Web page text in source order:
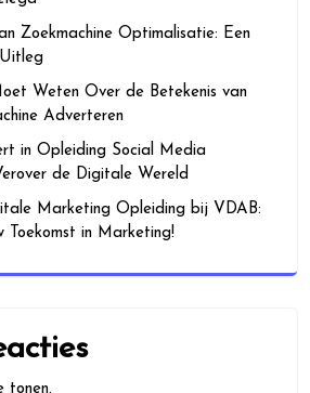
Zoekmachine Optimalisatie: Een
Weten Over de Betekenis van
Adverteren
in Opleiding Social Media
de Digitale Wereld
Marketing Opleiding bij VDAB:
Toekomst in Marketing!
tonen.